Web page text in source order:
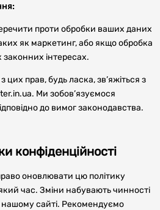
проти обробки ваших даних
як маркетинг, або якщо обробка
інтересах.
цих прав, будь ласка, зв’яжіться з
Ми зобов’язуємося
до вимог законодавства.
конфіденційності
оновлювати цю політику
час. Зміни набувають чинності
нашому сайті. Рекомендуємо